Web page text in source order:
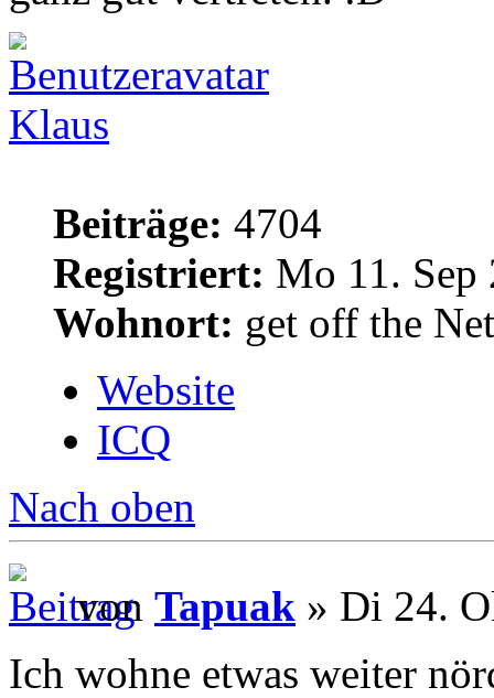
Klaus
Beiträge: 4704
Registriert: Mo 11. Sep
Wohnort: get off the
Website
ICQ
Nach oben
von Tapuak » Di 24.
Ich wohne etwas weiter